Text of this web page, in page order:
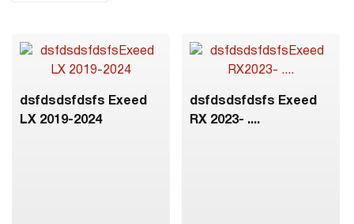
dsfdsdsfdsfs Exeed
LX 2019-2024
dsfdsdsfdsfs Exeed
RX 2023- ....